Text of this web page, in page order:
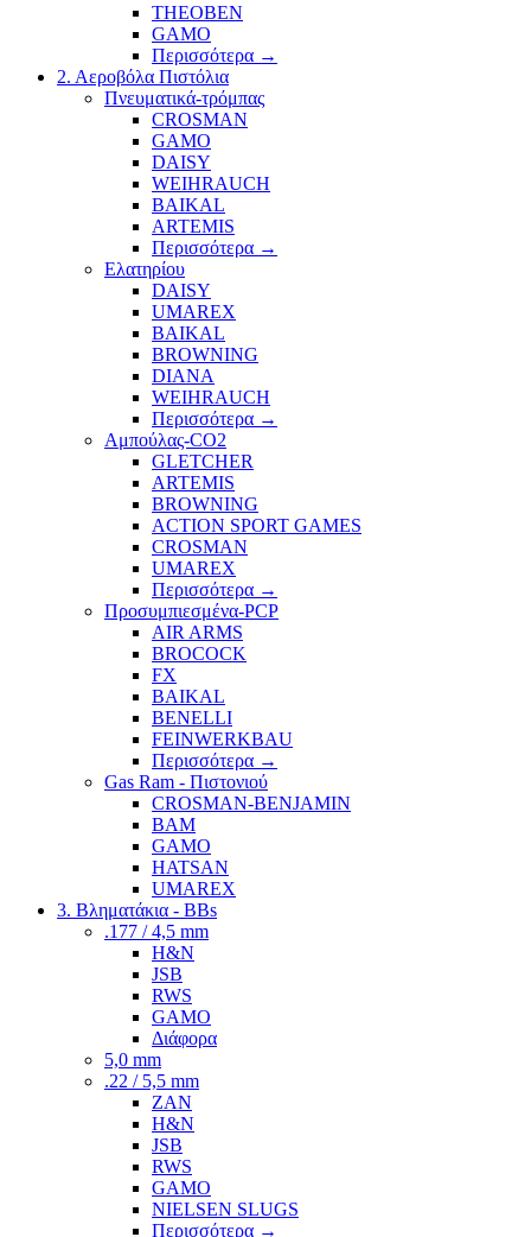
THEOBEN
GAMO
Περισσότερα →
2. Αεροβόλα Πιστόλια
Πνευματικά-τρόμπας
CROSMAN
GAMO
DAISY
WEIHRAUCH
BAIKAL
ARTEMIS
Περισσότερα →
Ελατηρίου
DAISY
UMAREX
BAIKAL
BROWNING
DIANA
WEIHRAUCH
Περισσότερα →
Αμπούλας-CO2
GLETCHER
ARTEMIS
BROWNING
ACTION SPORT GAMES
CROSMAN
UMAREX
Περισσότερα →
Προσυμπιεσμένα-PCP
AIR ARMS
BROCOCK
FX
BAIKAL
BENELLI
FEINWERKBAU
Περισσότερα →
Gas Ram - Πιστονιού
CROSMAN-BENJAMIN
BAM
GAMO
HATSAN
UMAREX
3. Βληματάκια - BBs
.177 / 4,5 mm
H&N
JSB
RWS
GAMO
Διάφορα
5,0 mm
.22 / 5,5 mm
ZAN
H&N
JSB
RWS
GAMO
NIELSEN SLUGS
Περισσότερα →